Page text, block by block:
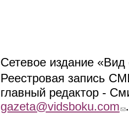
Сетевое издание «Вид
Реестровая запись
главный редактор -
gazeta@vidsboku.com